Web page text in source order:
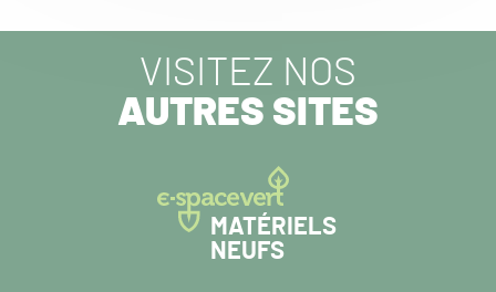
VISITEZ NOS
AUTRES SITES
MATÉRIELS
NEUFS